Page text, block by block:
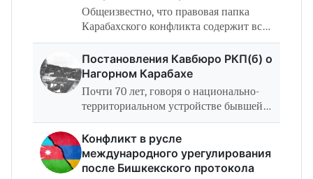
Общеизвестно, что правовая папка
Карабахского конфликта содержит все
необходимые основания для
всеобъемлющего и справедливого его
урегулирования. К сожалению,
обстоятельства…
Постановления Кавбюро РКП(б) о
Нагорном Карабахе
Почти 70 лет, говоря о национально-
территориальном устройстве бывшей
Азербайджанской Советской
Социалистической Республики
(АзССР), как турки-азербайджанцы,
так и коммунистические…
Конфликт в русле
международного урегулирования
после Бишкекского протокола